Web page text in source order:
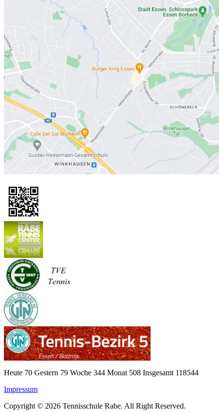
Heute 70 Gestern 79 Woche 344 Monat 508 Insgesamt 118544
Impressum
Copyright © 2026 Tennisschule Rabe. All Right Reserved.